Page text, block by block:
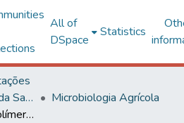
All of
DSpace
Statistics
Ciências Biológicas e da Saúde
Microbiologia Agrícola
Biossurfactantes e Polímeros de Bacillus subtilis RI4914 e sua Aplicação em Recuperação Avançada de Petróleo